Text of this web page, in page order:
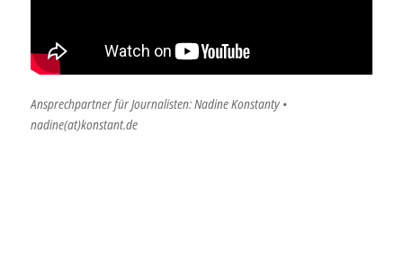
Ansprechpartner für Journalisten: Nadine Konstanty •
nadine(at)konstant.de